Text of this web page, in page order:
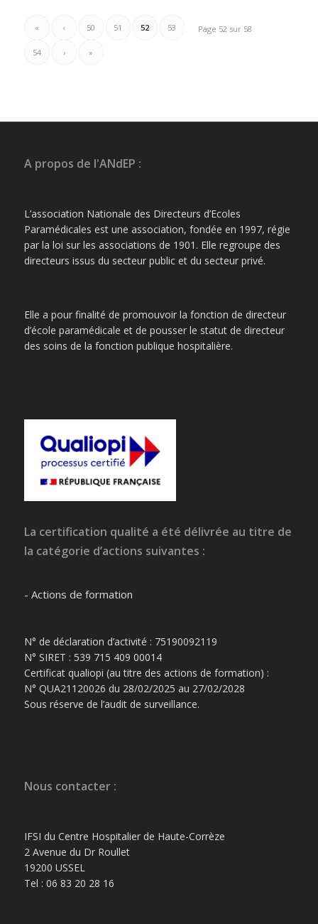
Page 52 sur 58
« ‹ 50 51 52 53
54 › »
A propos de l'ANdEP :
L’association Nationale des Directeurs d’Ecoles
Paramédicales est une association, fondée en 1997, régie
par la loi sur les associations de 1901. Elle regroupe des
directeurs issus du secteur public et du secteur privé.
Elle a pour finalité de promouvoir la fonction de directeur
d’école paramédicale et de pousser le statut de directeur
des soins de la fonction publique hospitalière.
La certification qualité a été délivrée au titre de
la catégorie d’actions suivantes :
- Actions de formation
N° de déclaration d’activité : 75190092119
N° SIRET : 539 715 409 00014
Certificat qualiopi (au titre des actions de formation) :
N° QUA21120026 du 28/02/2025 au 27/02/2028
Sous réserve de l’audit de surveillance.
Nous contacter :
IFSI du Centre Hospitalier de Haute-Corrèze
2 Avenue du Dr Roullet
19200 USSEL
Tel : 06 83 20 28 16